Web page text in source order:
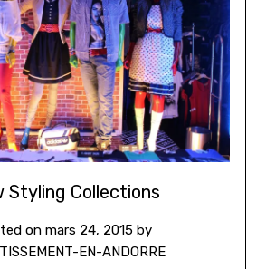
Styling Collections
on mars 24, 2015by
EN-ANDORRE